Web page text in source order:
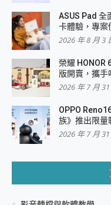
ASUS Pad 全
卡體驗，專案
2026 年 8 月 3
榮耀 HONOR
版開賣，攜手
2026 年 7 月
OPPO
族》推出限量
2026 年 7 月